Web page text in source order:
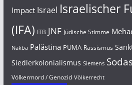
Impact Israel Israelischer
(IFA) ITB JNF Jüdische Stimme
Nakba Palästina PUMA Rassismus
Siedlerkolonialismus Siemens
Völkermord / Genozid Völkerrecht